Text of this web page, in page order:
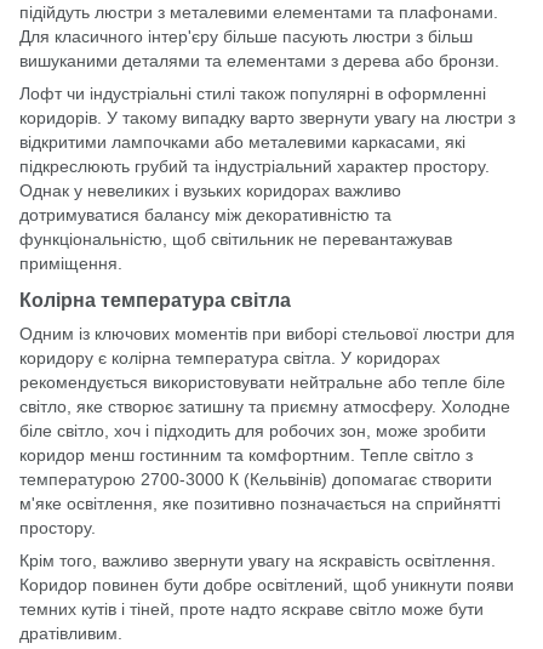
підійдуть люстри з металевими елементами та плафонами.
Для класичного інтер'єру більше пасують люстри з більш
вишуканими деталями та елементами з дерева або бронзи.
Лофт чи індустріальні стилі також популярні в оформленні
коридорів. У такому випадку варто звернути увагу на люстри з
відкритими лампочками або металевими каркасами, які
підкреслюють грубий та індустріальний характер простору.
Однак у невеликих і вузьких коридорах важливо
дотримуватися балансу між декоративністю та
функціональністю, щоб світильник не перевантажував
приміщення.
Колірна температура світла
Одним із ключових моментів при виборі стельової люстри для
коридору є колірна температура світла. У коридорах
рекомендується використовувати нейтральне або тепле біле
світло, яке створює затишну та приємну атмосферу. Холодне
біле світло, хоч і підходить для робочих зон, може зробити
коридор менш гостинним та комфортним. Тепле світло з
температурою 2700-3000 К (Кельвінів) допомагає створити
м'яке освітлення, яке позитивно позначається на сприйнятті
простору.
Крім того, важливо звернути увагу на яскравість освітлення.
Коридор повинен бути добре освітлений, щоб уникнути появи
темних кутів і тіней, проте надто яскраве світло може бути
дратівливим.